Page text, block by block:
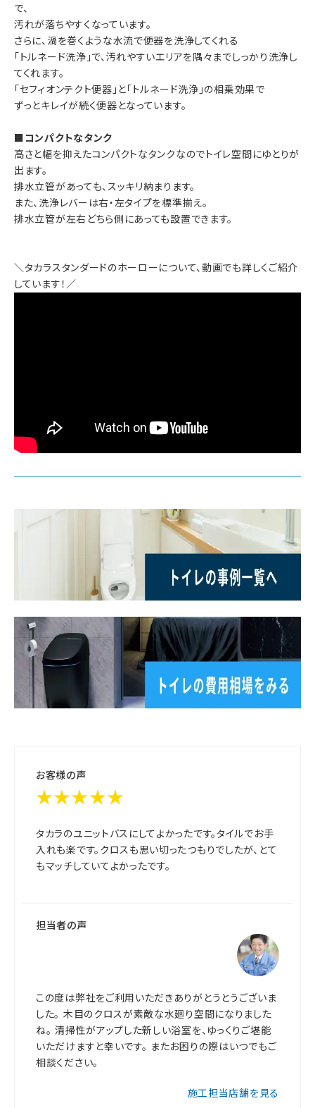
で、
汚れが落ちやすくなっています。
さらに、渦を巻くような水流で便器を洗浄してくれる
「トルネード洗浄」で、汚れやすいエリアを隅々までしっかり洗浄し
てくれます。
「セフィオンテクト便器」と「トルネード洗浄」の相乗効果で
ずっとキレイが続く便器となっています。
■コンパクトなタンク
高さと幅を抑えたコンパクトなタンクなのでトイレ空間にゆとりが
出ます。
排水立管があっても、スッキリ納まります。
また、洗浄レバーは右・左タイプを標準揃え。
排水立管が左右どちら側にあっても設置できます。
＼タカラスタンダードのホーローについて、動画でも詳しくご紹介
しています！／
お客様の声
★★★★★
タカラのユニットバスにしてよかったです。タイルでお手
入れも楽です。クロスも思い切ったつもりでしたが、とて
もマッチしていてよかったです。
担当者の声
この度は弊社をご利用いただきありがとうとうございま
した。 木目のクロスが素敵な水廻り空間になりました
ね。 清掃性がアップした新しい浴室を、ゆっくりご堪能
いただけますと幸いです。 またお困りの際はいつでもご
相談ください。
施工担当店舗を見る